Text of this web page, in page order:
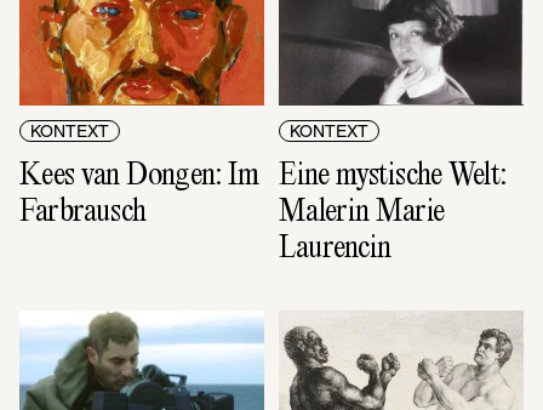
KONTEXT
Kees van Dongen: Im
Farbrausch
KONTEXT
Eine mystische Welt:
Malerin Marie
Laurencin